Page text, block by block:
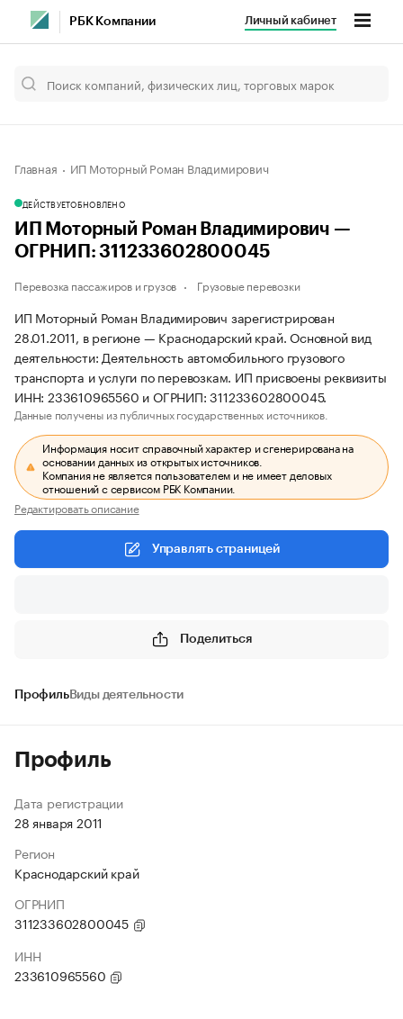
РБК Компании Личный кабинет
Главная ИП Моторный Роман Владимирович
ДЕЙСТВУЕТОБНОВЛЕНО
ИП Моторный Роман Владимирович —
ОГРНИП: 311233602800045
Перевозка пассажиров и грузов Грузовые перевозки
ИП Моторный Роман Владимирович зарегистрирован
28.01.2011, в регионе — Краснодарский край. Основной вид
деятельности: Деятельность автомобильного грузового
транспорта и услуги по перевозкам. ИП присвоены реквизиты
ИНН: 233610965560 и ОГРНИП: 311233602800045.
Данные получены из публичных государственных источников.
Информация носит справочный характер и сгенерирована на
основании данных из открытых источников.
Компания не является пользователем и не имеет деловых
отношений с сервисом РБК Компании.
Редактировать описание
Управлять страницей
Поделиться
ПрофильВиды деятельности
Профиль
Дата регистрации
28 января 2011
Регион
Краснодарский край
ОГРНИП
311233602800045
ИНН
233610965560